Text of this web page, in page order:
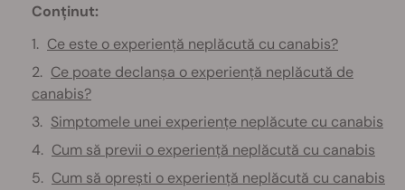
Conținut:
Ce este o experiență neplăcută cu canabis?
Ce poate declanșa o experiență neplăcută de
canabis?
Simptomele unei experiențe neplăcute cu canabis
Cum să previi o experiență neplăcută cu canabis
Cum să oprești o experiență neplăcută cu canabis